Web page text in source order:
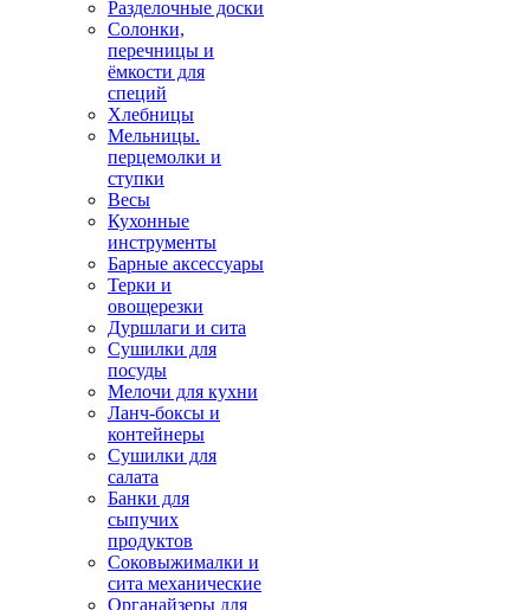
Разделочные доски
Солонки,
перечницы и
ёмкости для
специй
Хлебницы
Мельницы.
перцемолки и
ступки
Весы
Кухонные
инструменты
Барные аксессуары
Терки и
овощерезки
Дуршлаги и сита
Сушилки для
посуды
Мелочи для кухни
Ланч-боксы и
контейнеры
Сушилки для
салата
Банки для
сыпучих
продуктов
Соковыжималки и
сита механические
Органайзеры для